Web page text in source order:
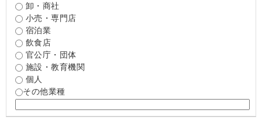
卸・商社
小売・専門店
宿泊業
飲食店
官公庁・団体
施設・教育機関
個人
その他業種